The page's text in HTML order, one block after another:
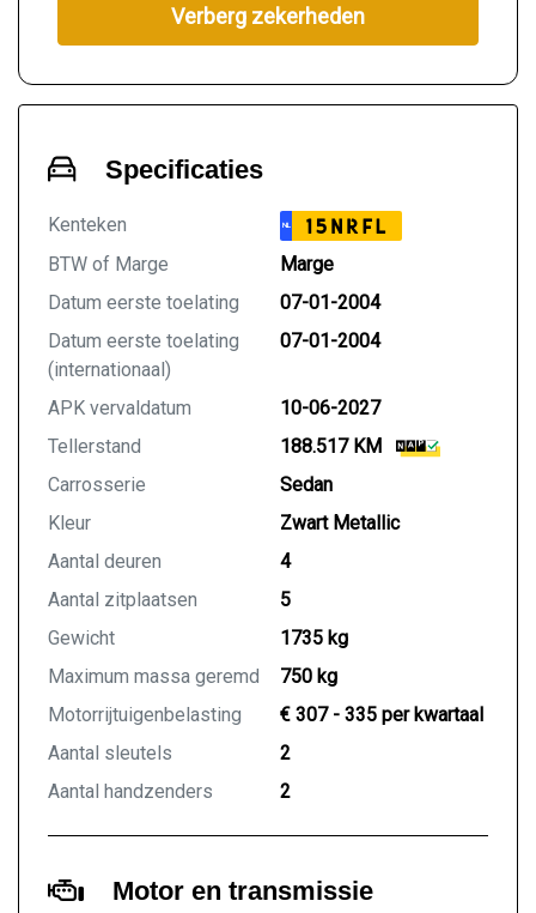
Verberg zekerheden
Specificaties
Kenteken NL 15NRFL
BTW of Marge
Marge
Datum eerste toelating
07-01-2004
Datum eerste toelating
(internationaal)
07-01-2004
APK vervaldatum
10-06-2027
Tellerstand
188.517 KM
Carrosserie
Sedan
Kleur
Zwart Metallic
Aantal deuren
4
Aantal zitplaatsen
5
Gewicht
1735 kg
Maximum massa geremd
750 kg
Motorrijtuigenbelasting
€ 307 - 335 per kwartaal
Aantal sleutels
2
Aantal handzenders
2
Motor en transmissie